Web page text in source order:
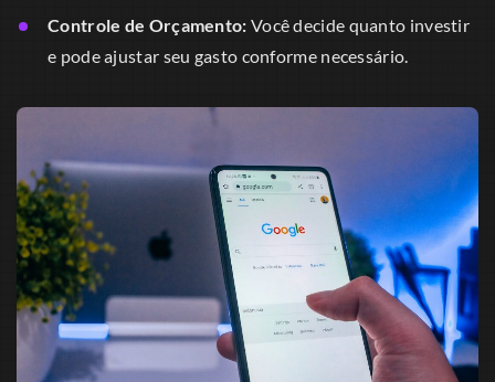
Controle de Orçamento: Você decide quanto investir
e pode ajustar seu gasto conforme necessário.